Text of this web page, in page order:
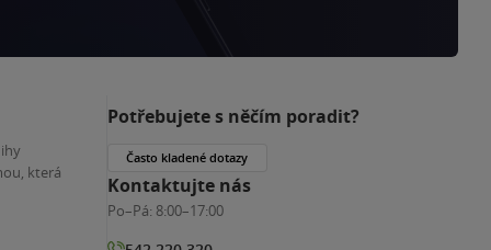
která
Potřebujete s něčím poradit?
Často kladené dotazy
Kontaktujte nás
Po–Pá: 8:00–17:00